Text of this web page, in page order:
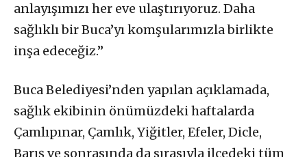
anlayışımızı her eve ulaştırıyoruz. Daha
sağlıklı bir Buca’yı komşularımızla birlikte
inşa edeceğiz.”
Buca Belediyesi’nden yapılan açıklamada,
sağlık ekibinin önümüzdeki haftalarda
Çamlıpınar, Çamlık, Yiğitler, Efeler, Dicle,
Barış ve sonrasında da sırasıyla ilçedeki tüm